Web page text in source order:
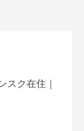
スク在住｜